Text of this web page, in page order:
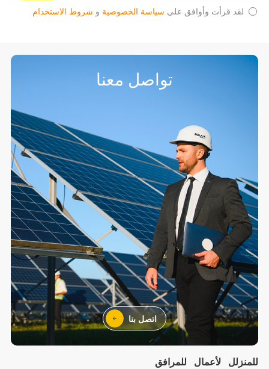
لقد قرأت وأوافق على سياسة الخصوصية و شروط الاستخدام
للمنزلل لأعمال للمرافق
تواصل معنا
اتصل بنا